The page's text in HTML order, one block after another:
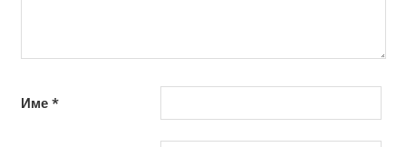
Име *